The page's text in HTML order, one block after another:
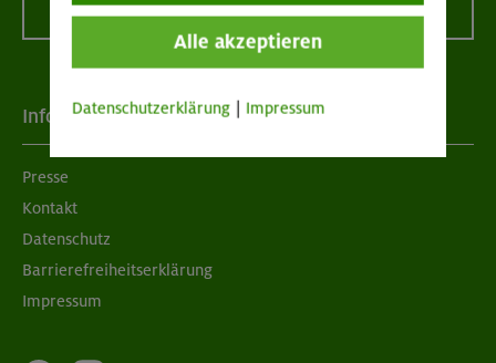
Vertrag widerrufen
Info
Presse
Kontakt
Datenschutz
Barrierefreiheitserklärung
Impressum
Alle akzeptieren
Datenschutzerklärung Impressum